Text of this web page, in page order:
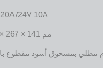
/24V 10A
365 × 267 × 141 مم
مطلي بمسحوق أسود مقطوع